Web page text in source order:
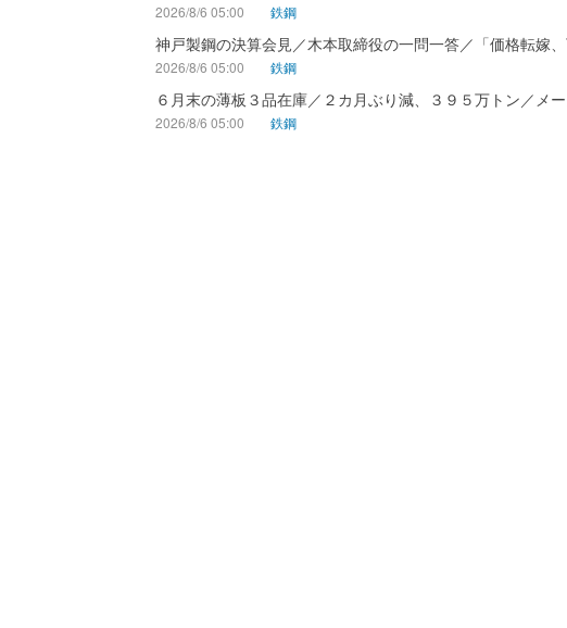
2026/8/6 05:00 鉄鋼
神戸製鋼の決算会見／木本取締役の一問一答／「価格転嫁、
2026/8/6 05:00 鉄鋼
６月末の薄板３品在庫／２カ月ぶり減、３９５万トン／メ
2026/8/6 05:00 鉄鋼